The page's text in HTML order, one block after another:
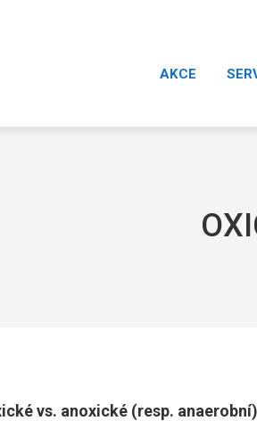
AKCE
vs. anoxické (resp. anaerobní)